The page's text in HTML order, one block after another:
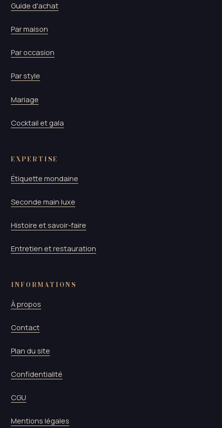
Guide d'achat
Par maison
Par occasion
Par style
Mariage
Cocktail et gala
EXPERTISE
Étiquette mondaine
Seconde main luxe
Histoire et savoir-faire
Entretien et restauration
INFORMATIONS
À propos
Contact
Plan du site
Confidentialité
CGU
Mentions légales